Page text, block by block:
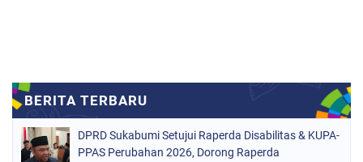
DPRD Sukabumi Setujui Raperda Disabilitas & KUPA-
PPAS Perubahan 2026, Dorong Raperda